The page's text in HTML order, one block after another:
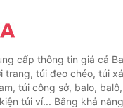
cấp thông tin giá cả
trang, túi đeo chéo, túi
túi công sở, balo,
túi ví... Bằng khả